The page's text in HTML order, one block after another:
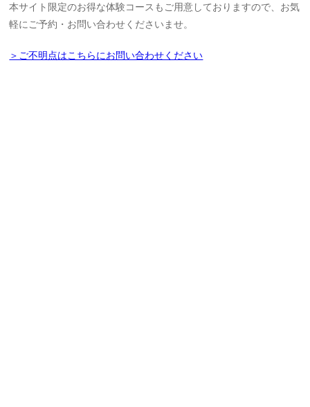
本サイト限定のお得な体験コースもご用意しておりますので、お気
軽にご予約・お問い合わせくださいませ。
＞ご不明点はこちらにお問い合わせください